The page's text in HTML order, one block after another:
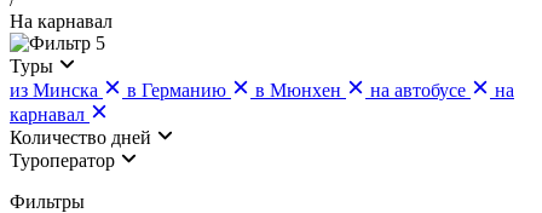
На карнавал
5
Туры
из Минска
в Германию в Мюнхен на автобусе
на
карнавал
Количество дней
Туроператор
Фильтры